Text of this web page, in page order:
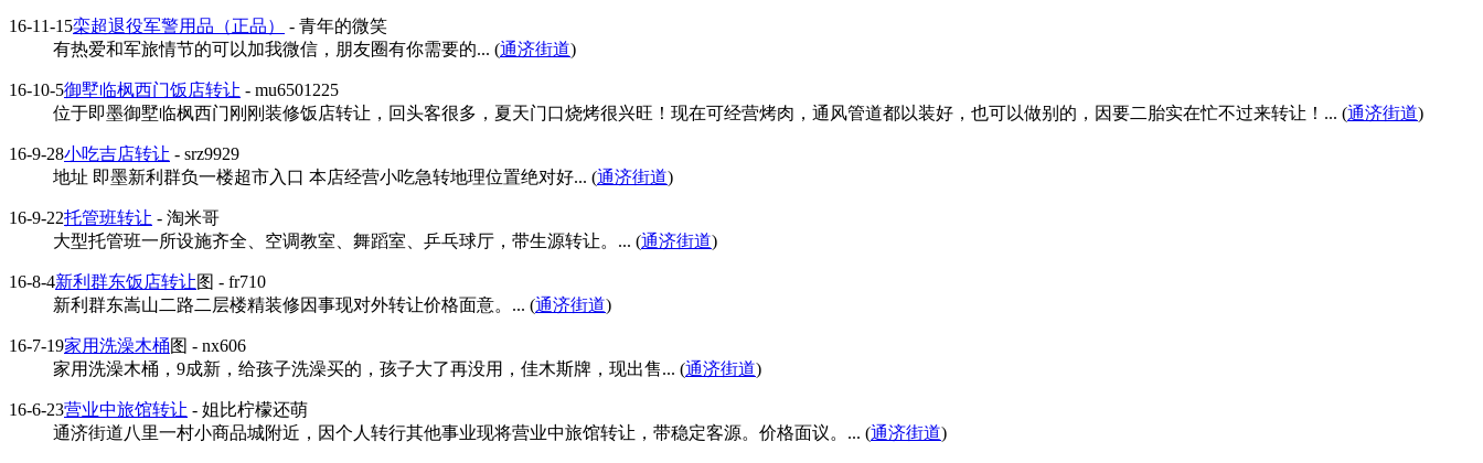
16-11-15栾超退役军警用品（正品）
- 青年的微笑
有热爱和军旅情节的可以加我微信，朋友圈有你需要的... (通济街道)
16-10-5御墅临枫西门饭店转让 - mu6501225
位于即墨御墅临枫西门刚刚装修饭店转让，回头客很多，夏天门口烧烤很兴旺！现在可经营烤肉，通风管道都以装好，也可以做别的，因要二胎实在忙不过来转让！... (通济街道)
16-9-28小吃吉店转让 - srz9929
地址 即墨新利群负一楼超市入口 本店经营小吃急转地理位置绝对好... (通济街道)
16-9-22托管班转让 - 淘米哥
大型托管班一所设施齐全、空调教室、舞蹈室、乒乓球厅，带生源转让。... (通济街道)
16-8-4新利群东饭店转让图 - fr710
新利群东嵩山二路二层楼精装修因事现对外转让价格面意。... (通济街道)
16-7-19家用洗澡木桶图 - nx606
家用洗澡木桶，9成新，给孩子洗澡买的，孩子大了再没用，佳木斯牌，现出售... (通济街道)
16-6-23营业中旅馆转让 - 姐比柠檬还萌
通济街道八里一村小商品城附近，因个人转行其他事业现将营业中旅馆转让，带稳定客源。价格面议。... (通济街道)